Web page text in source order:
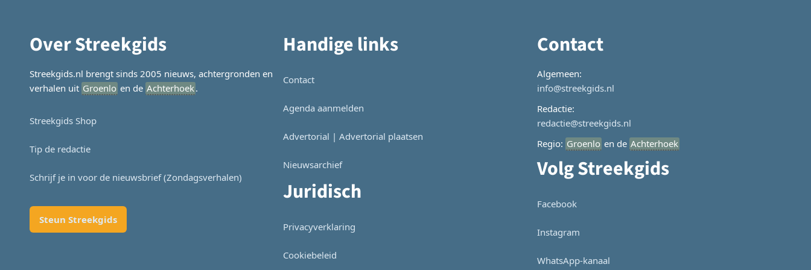
Over Streekgids
Streekgids.nl brengt sinds 2005 nieuws, achtergronden en
verhalen uit Groenlo en de Achterhoek.
Streekgids Shop
Tip de redactie
Schrijf je in voor de nieuwsbrief (Zondagsverhalen)
Steun Streekgids
Handige links
Contact
Agenda aanmelden
Advertorial | Advertorial plaatsen
Nieuwsarchief
Juridisch
Privacyverklaring
Cookiebeleid
Contact
Algemeen:
info@streekgids.nl
Redactie:
redactie@streekgids.nl
Regio: Groenlo en de Achterhoek
Volg Streekgids
Facebook
Instagram
WhatsApp-kanaal